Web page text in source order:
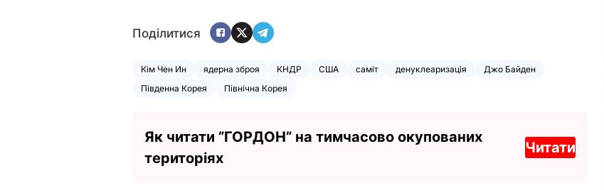
Поділитися
Кім Чен Ин ядерна зброя КНДР США саміт денуклеаризація
Джо Байден
Південна Корея
Північна Корея
Як читати ”ГОРДОН” на тимчасово окупованих
територіях
Читати